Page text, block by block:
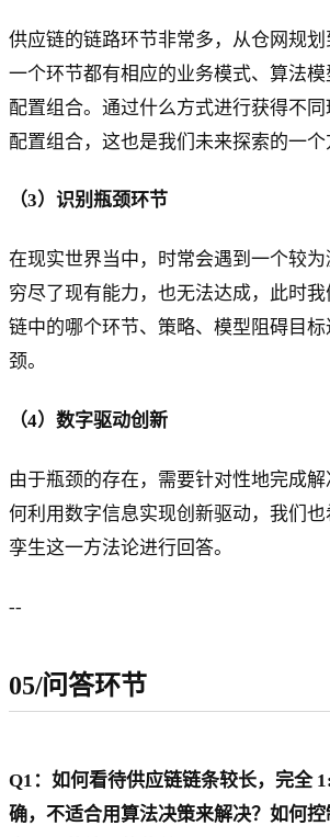
供应链的链路环节非常多，从仓网规
一个环节都有相应的业务模式、算法
配置组合。通过什么方式进行获得不
配置组合，这也是我们未来探索的一个
（3）识别瓶颈环节
在现实世界当中，时常会遇到一个较为
穷尽了现有能力，也无法达成，此时
链中的哪个环节、策略、模型阻碍目
颈。
（4）数字驱动创新
由于瓶颈的存在，需要针对性地完成
何利用数字信息实现创新驱动，我们
孪生这一方法论进行回答。
--
05/问答环节
Q1：如何看待供应链链条较长，完全
确，不适合用算法决策来解决？如何